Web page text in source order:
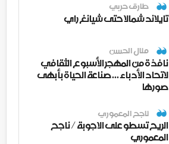
طارق حربي
تايلاند شمالا حتى شيانغ راي
منال الحسن
نافذة من المهجر الأسبوع الثقافي
لاتحاد الأدباء ... صناعة الحياة بأبهى
صورها
ناجح المعموري
الريح تسطو على الاجوبة / ناجح
المعموري